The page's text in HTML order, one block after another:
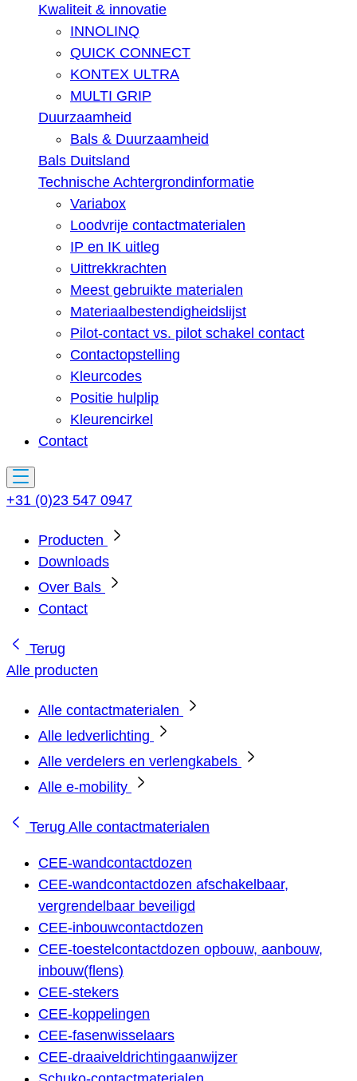
Kwaliteit & innovatie
INNOLINQ
QUICK CONNECT
KONTEX ULTRA
MULTI GRIP
Duurzaamheid
Bals & Duurzaamheid
Bals Duitsland
Technische Achtergrondinformatie
Variabox
Loodvrije contactmaterialen
IP en IK uitleg
Uittrekkrachten
Meest gebruikte materialen
Materiaalbestendigheidslijst
Pilot-contact vs. pilot schakel contact
Contactopstelling
Kleurcodes
Positie hulplip
Kleurencirkel
Contact
+31 (0)23 547 0947
Producten
Downloads
Over Bals
Contact
Terug
Alle producten
Alle contactmaterialen
Alle ledverlichting
Alle verdelers en verlengkabels
Alle e-mobility
Terug Alle contactmaterialen
CEE-wandcontactdozen
CEE-wandcontactdozen afschakelbaar,
vergrendelbaar beveiligd
CEE-inbouwcontactdozen
CEE-toestelcontactdozen opbouw, aanbouw,
inbouw(flens)
CEE-stekers
CEE-koppelingen
CEE-fasenwisselaars
CEE-draaiveldrichtingaanwijzer